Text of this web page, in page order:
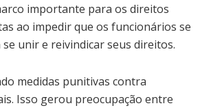
importante para os direitos
ao impedir que os funcionários se
unir e reivindicar seus direitos.
medidas punitivas contra
Isso gerou preocupação entre